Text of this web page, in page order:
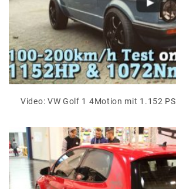
Video: VW Golf 1 4Motion mit 1.152 PS